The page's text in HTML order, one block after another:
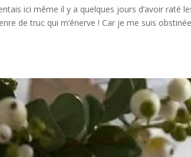
ici même il y a quelques jours d’avoir raté
de truc qui m’énerve ! Car je me suis